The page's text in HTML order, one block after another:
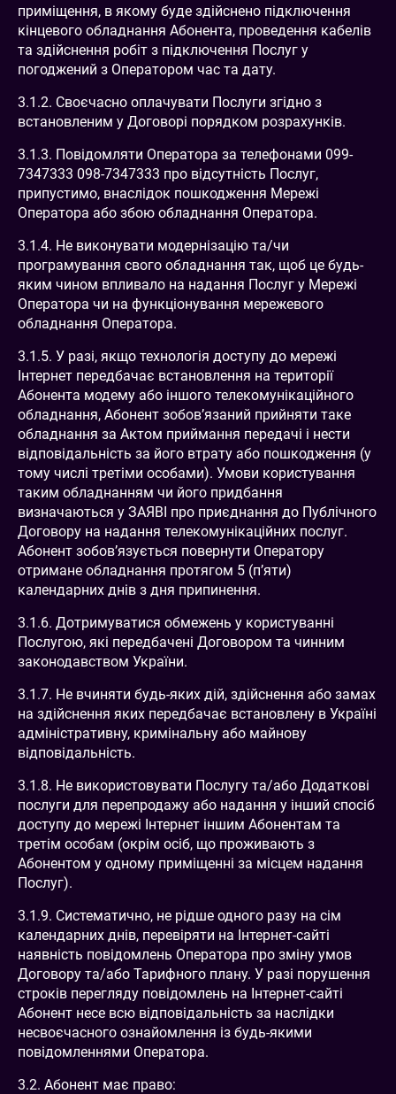
приміщення, в якому буде здійснено підключення
кінцевого обладнання Абонента, проведення кабелів
та здійснення робіт з підключення Послуг у
погоджений з Оператором час та дату.
3.1.2. Своєчасно оплачувати Послуги згідно з
встановленим у Договорі порядком розрахунків.
3.1.3. Повідомляти Оператора за телефонами 099-
7347333 098-7347333 про відсутність Послуг,
припустимо, внаслідок пошкодження Мережі
Оператора або збою обладнання Оператора.
3.1.4. Не виконувати модернізацію та/чи
програмування свого обладнання так, щоб це будь-
яким чином впливало на надання Послуг у Мережі
Оператора чи на функціонування мережевого
обладнання Оператора.
3.1.5. У разі, якщо технологія доступу до мережі
Інтернет передбачає встановлення на території
Абонента модему або іншого телекомунікаційного
обладнання, Абонент зобов’язаний прийняти таке
обладнання за Актом приймання передачі і нести
відповідальність за його втрату або пошкодження (у
тому числі третіми особами). Умови користування
таким обладнанням чи його придбання
визначаються у ЗАЯВІ про приєднання до Публічного
Договору на надання телекомунікаційних послуг.
Абонент зобов’язується повернути Оператору
отримане обладнання протягом 5 (п’яти)
календарних днів з дня припинення.
3.1.6. Дотримуватися обмежень у користуванні
Послугою, які передбачені Договором та чинним
законодавством України.
3.1.7. Не вчиняти будь-яких дій, здійснення або замах
на здійснення яких передбачає встановлену в Україні
адміністративну, кримінальну або майнову
відповідальність.
3.1.8. Не використовувати Послугу та/або Додаткові
послуги для перепродажу або надання у інший спосіб
доступу до мережі Інтернет іншим Абонентам та
третім особам (окрім осіб, що проживають з
Абонентом у одному приміщенні за місцем надання
Послуг).
3.1.9. Систематично, не рідше одного разу на сім
календарних днів, перевіряти на Інтернет-сайті
наявність повідомлень Оператора про зміну умов
Договору та/або Тарифного плану. У разі порушення
строків перегляду повідомлень на Інтернет-сайті
Абонент несе всю відповідальність за наслідки
несвоєчасного ознайомлення із будь-якими
повідомленнями Оператора.
3.2. Абонент має право: